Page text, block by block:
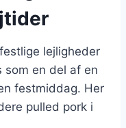
lejligheder
som en del af en
festmiddag. Her
pulled pork i